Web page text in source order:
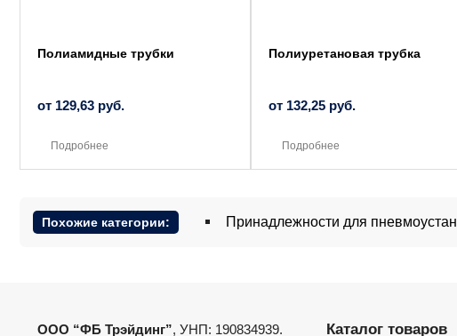
Полиамидные трубки
от 129,63 руб.
Подробнее
Полиуретановая трубка
от 132,25 руб.
Подробнее
Похожие категории: Принадлежности для
ООО “ФБ Трэйдинг”, УНП: 190834939. Каталог товаров